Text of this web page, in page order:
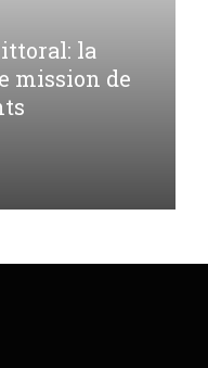
la
mission de